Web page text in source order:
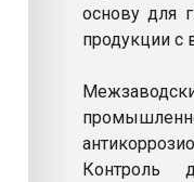
основу для
продукции с
Контроль